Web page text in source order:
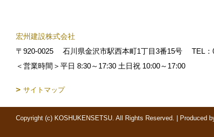
宏州建設株式会社
〒920-0025
石川県金沢市駅西本町1丁目3番15号 TEL：
＜営業時間＞平日 8:30～17:30 土日祝 10:00～17:00
サイトマップ
Copyright (c) KOSHUKENSETSU. All Rights Reserved. Produced